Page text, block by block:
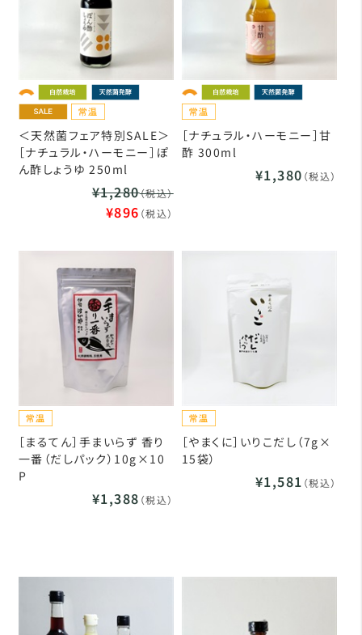
＜天然菌フェア特別SALE＞
［ナチュラル・ハーモニー］ぽ
ん酢しょうゆ 250ml
¥1,280（税込）
¥896 （税込）
［ナチュラル・ハーモニー］甘
酢 300ml
¥1,380 （税込）
［まるてん］手まいらず 香り
一番（だしパック）10g×10
P
¥1,388 （税込）
［やまくに］いりこだし（7g×
15袋）
¥1,581 （税込）